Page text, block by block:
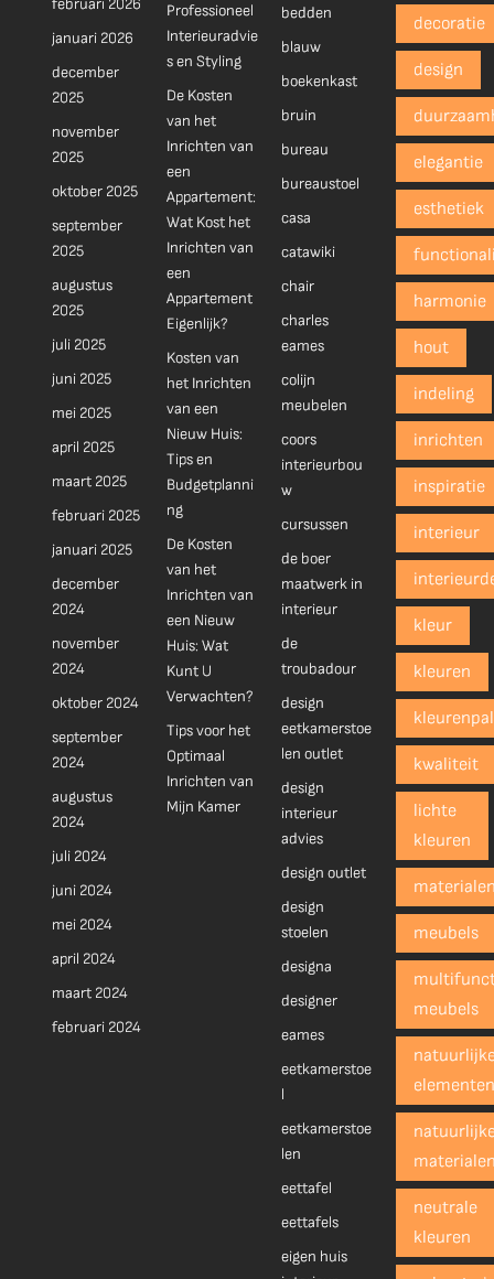
februari 2026
januari 2026
december
2025
november
2025
oktober 2025
september
2025
augustus
2025
juli 2025
juni 2025
mei 2025
april 2025
maart 2025
februari 2025
januari 2025
december
2024
november
2024
oktober 2024
september
2024
augustus
2024
juli 2024
juni 2024
mei 2024
april 2024
maart 2024
februari 2024
Professioneel
Interieuradvie
s en Styling
De Kosten
van het
Inrichten van
een
Appartement:
Wat Kost het
Inrichten van
een
Appartement
Eigenlijk?
Kosten van
het Inrichten
van een
Nieuw Huis:
Tips en
Budgetplanni
ng
De Kosten
van het
Inrichten van
een Nieuw
Huis: Wat
Kunt U
Verwachten?
Tips voor het
Optimaal
Inrichten van
Mijn Kamer
bedden
blauw
boekenkast
bruin
bureau
bureaustoel
casa
catawiki
chair
charles
eames
colijn
meubelen
coors
interieurbou
w
cursussen
de boer
maatwerk in
interieur
de
troubadour
design
eetkamerstoe
len outlet
design
interieur
advies
design outlet
design
stoelen
designa
designer
eames
eetkamerstoe
l
eetkamerstoe
len
eettafel
eettafels
eigen huis
decoratie
design
elegantie
esthetiek
harmonie
hout
indeling
inrichten
inspiratie
interieur
kleur
kleuren
kwaliteit
lichte
kleuren
meubels
meubels
neutrale
kleuren